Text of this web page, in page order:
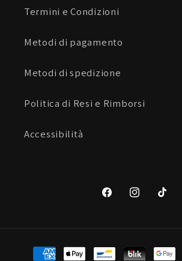
Termini e Condizioni
Metodi di pagamento
Metodi di spedizione
Politica di Resi e Rimborsi
Accessibilità
FacebookInstagramTikTok
Metodi